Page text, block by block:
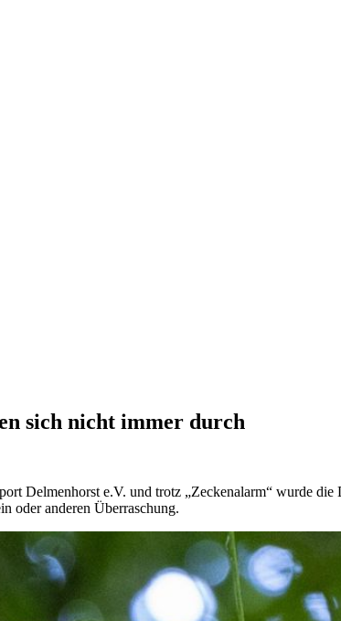
sich nicht immer durch
Delmenhorst e.V. und trotz „Zeckenalarm“ wurde
oder anderen Überraschung.